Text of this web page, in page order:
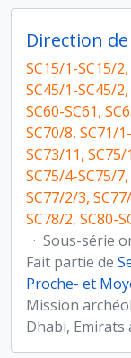
SC15/1-SC15/2,
SC45/1-SC45/
SC60-SC61,
SC70/8, SC71/
SC73/11,
SC75/4-SC75/
SC77/2/3,
SC78/2, SC80-
· Sous-série
Fait partie de
Proche- et
Mission
Dhabi, Emirats